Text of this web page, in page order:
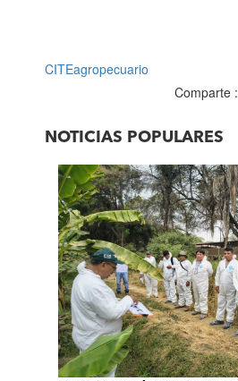
CITEagropecuario
Comparte :
NOTICIAS POPULARES